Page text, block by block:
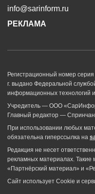
info@sarinform.ru
РЕКЛАМА
Регистрационный номер
г. выдано Федеральной
информационных технологий
Учредитель — ООО
Главный редактор —
При использовании любых
обязательна гиперссылка на
Редакция не несет
рекламных материалах. Такие
«Партнёрский материал» и
Сайт использует Cookie и